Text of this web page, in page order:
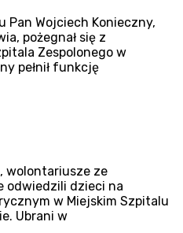
Pan Wojciech Konieczny,
pożegnał się z
Zespolonego w
pełnił funkcję
wolontariusze ze
odwiedzili dzieci na
w Miejskim Szpitalu
Ubrani w